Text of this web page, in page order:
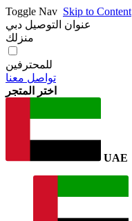
Toggle Nav Skip to Content
عنوان التوصيل دبي
منزلك
للمحترفين
تواصل معنا
اختر المتجر
UAE